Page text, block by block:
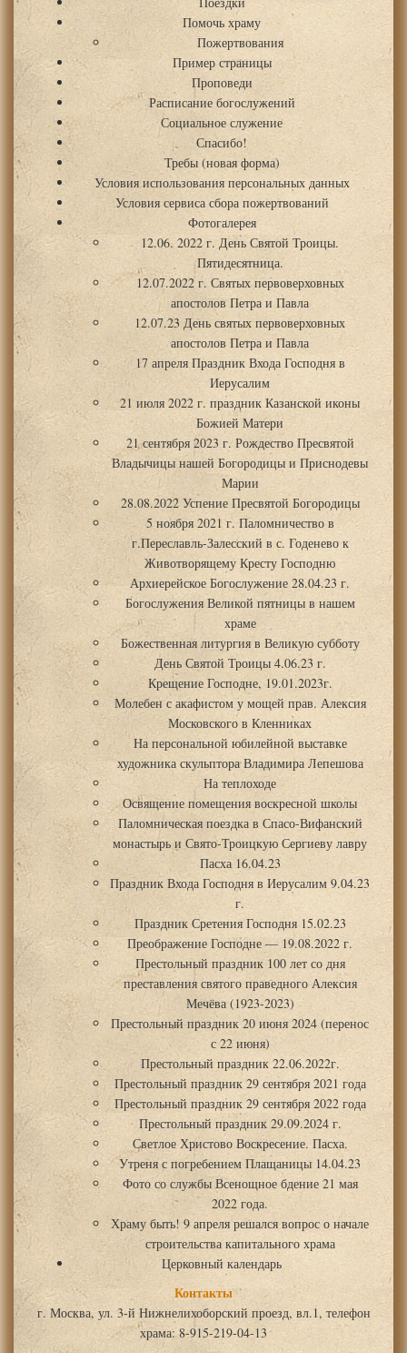
Помочь храму
Пожертвования
Пример страницы
Проповеди
Расписание богослужений
Социальное служение
Спасибо!
Требы (новая форма)
Условия использования персональных данных
Условия сервиса сбора пожертвований
Фотогалерея
12.06. 2022 г. День Святой Троицы.
Пятидесятница.
12.07.2022 г. Святых первоверховных
апостолов Петра и Павла
12.07.23 День святых первоверховных
апостолов Петра и Павла
17 апреля Праздник Входа Господня в
Иерусалим
21 июля 2022 г. праздник Казанской иконы
Божией Матери
21 сентября 2023 г. Рождество Пресвятой
Владычицы нашей Богородицы и Приснодевы
Марии
28.08.2022 Успение Пресвятой Богородицы
5 ноября 2021 г. Паломничество в
г.Переславль-Залесский в с. Годенево к
Животворящему Кресту Господню
Архиерейское Богослужение 28.04.23 г.
Богослужения Великой пятницы в нашем
храме
Божественная литургия в Великую субботу
День Святой Троицы 4.06.23 г.
Крещение Господне, 19.01.2023г.
Молебен с акафистом у мощей прав. Алексия
Московского в Кленниках
На персональной юбилейной выставке
художника скульптора Владимира Лепешова
На теплоходе
Освящение помещения воскресной школы
Паломническая поездка в Спасо-Вифанский
монастырь и Свято-Троицкую Сергиеву лавру
Пасха 16.04.23
Праздник Входа Господня в Иерусалим 9.04.23
г.
Праздник Сретения Господня 15.02.23
Преображение Господне — 19.08.2022 г.
Престольный праздник 100 лет со дня
преставления святого праведного Алексия
Мечёва (1923-2023)
Престольный праздник 20 июня 2024 (перенос
с 22 июня)
Престольный праздник 22.06.2022г.
Престольный праздник 29 сентября 2021 года
Престольный праздник 29 сентября 2022 года
Престольный праздник 29.09.2024 г.
Светлое Христово Воскресение. Пасха.
Утреня с погребением Плащаницы 14.04.23
Фото со службы Всенощное бдение 21 мая
2022 года.
Храму быть! 9 апреля решался вопрос о начале
строительства капитального храма
Церковный календарь
Контакты
г. Москва, ул. 3-й Нижнелихоборский проезд, вл.1, телефон
храма: 8-915-219-04-13